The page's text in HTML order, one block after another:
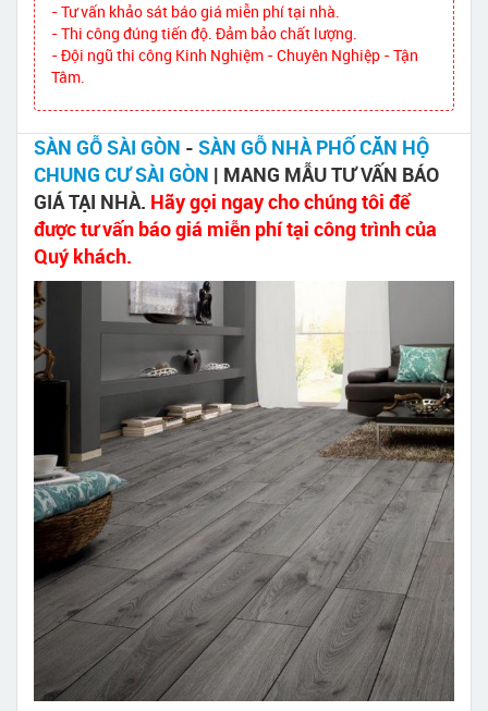
- Tư vấn khảo sát báo giá miễn phí tại nhà.
- Thi công đúng tiến độ. Đảm bảo chất lượng.
- Đội ngũ thi công Kinh Nghiệm - Chuyên Nghiệp - Tận
Tâm.
SÀN GỖ SÀI GÒN - SÀN GỖ NHÀ PHỐ CĂN HỘ
CHUNG CƯ SÀI GÒN | MANG MẪU TƯ VẤN BÁO
GIÁ TẠI NHÀ. Hãy gọi ngay cho chúng tôi để
được tư vấn báo giá miễn phí tại công trình của
Quý khách.